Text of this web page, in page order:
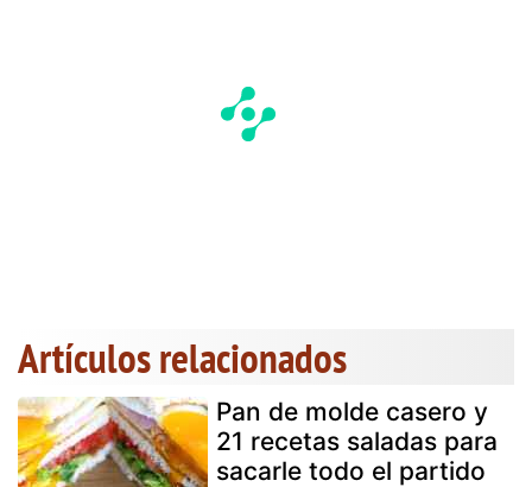
Artículos relacionados
Pan de molde casero y
21 recetas saladas para
sacarle todo el partido